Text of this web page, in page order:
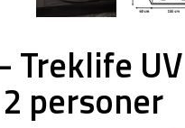
Treklife
personer